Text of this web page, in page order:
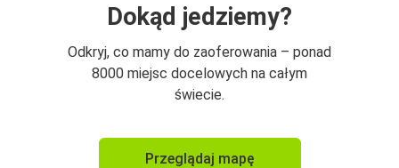
Dokąd jedziemy?
Odkryj, co mamy do zaoferowania – ponad
8000 miejsc docelowych na całym
świecie.
Przeglądaj mapę